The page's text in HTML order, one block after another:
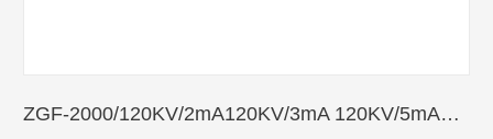
ZGF-2000/120KV/2mA120KV/3mA 120KV/5mA高頻直流高壓發(fā)生器